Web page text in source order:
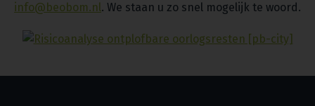
info@beobom.nl. We staan u zo snel mogelijk te woord.